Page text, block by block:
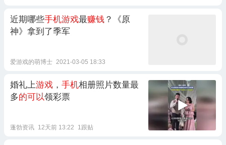
近期哪些手机游戏最赚钱 ？《原
神》拿到了季军
爱游戏的萌博士 2021-03-05 18:33
婚礼上游戏 ， 手机相册照片数量最
多的可以领彩票
蓬勃资讯 12天前 13:22 1跟贴